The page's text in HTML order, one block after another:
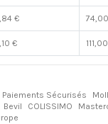
€
€
Paiements Sécurisés
Bevil COLISSIMO